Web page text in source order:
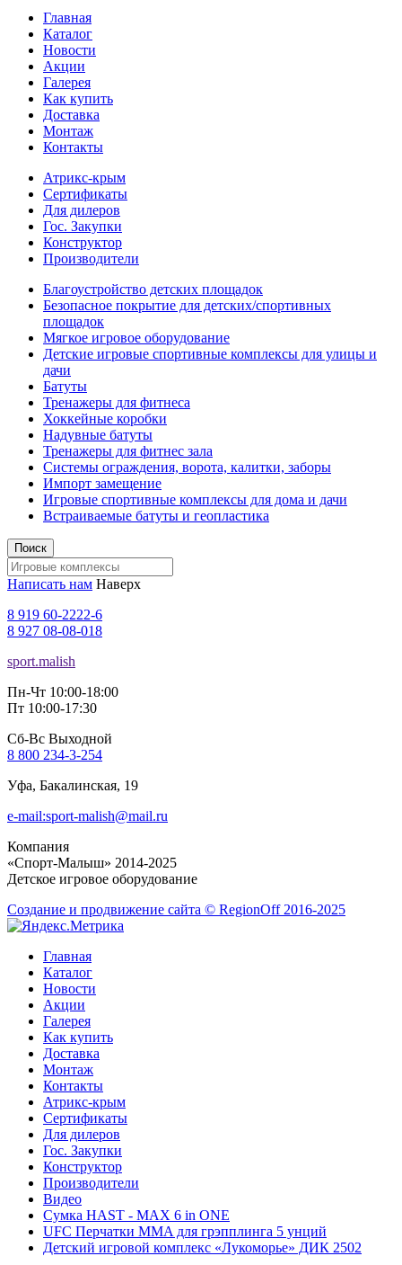
Главная
Каталог
Новости
Акции
Галерея
Как купить
Доставка
Монтаж
Контакты
Атрикс-крым
Сертификаты
Для дилеров
Гос. Закупки
Конструктор
Производители
Благоустройство детских площадок
Безопасное покрытие для детских/спортивных
площадок
Мягкое игровое оборудование
Детские игровые спортивные комплексы для улицы и
дачи
Батуты
Тренажеры для фитнеса
Хоккейные коробки
Надувные батуты
Тренажеры для фитнес зала
Системы ограждения, ворота, калитки, заборы
Импорт замещение
Игровые спортивные комплексы для дома и дачи
Встраиваемые батуты и геопластика
Поиск
Написать нам Наверх
8 919 60-2222-6
8 927 08-08-018
sport.malish
Пн-Чт 10:00-18:00
Пт 10:00-17:30
Сб-Вс Выходной
8 800 234-3-254
Уфа, Бакалинская, 19
e-mail:sport-malish@mail.ru
Компания
«Спорт-Малыш» 2014-2025
Детское игровое оборудование
Создание и продвижение сайта © RegionOff 2016-2025
Главная
Каталог
Новости
Акции
Галерея
Как купить
Доставка
Монтаж
Контакты
Атрикс-крым
Сертификаты
Для дилеров
Гос. Закупки
Конструктор
Производители
Видео
Сумка HAST - MAX 6 in ONE
UFC Перчатки MMA для грэпплинга 5 унций
Детский игровой комплекс «Лукоморье» ДИК 2502